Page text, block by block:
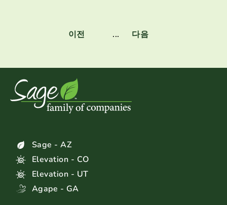
이전 ... 다음
Sage - AZ
Elevation - CO
Elevation - UT
Agape - GA